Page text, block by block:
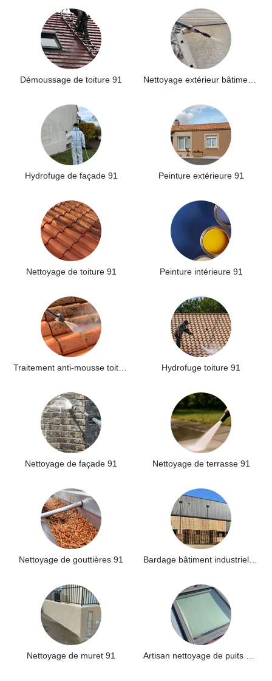
Démoussage de toiture 91
Hydrofuge de façade 91 Peinture extérieure 91
Nettoyage de toiture 91 Peinture intérieure 91
Hydrofuge toiture 91
Nettoyage de façade 91 Nettoyage de terrasse 91
Nettoyage de gouttières 91
Nettoyage de muret 91